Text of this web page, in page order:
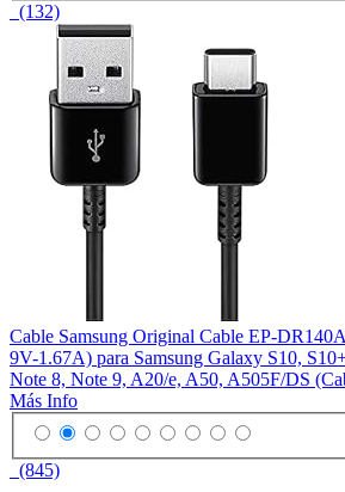
(132)
Cable Samsung Original Cable EP-
9V-1.67A) para Samsung Galaxy S10,
Note 8, Note 9, A20/e, A50, A505F/DS
Más Info
(845)